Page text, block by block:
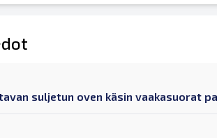
suljetun oven käsin vaakasuorat